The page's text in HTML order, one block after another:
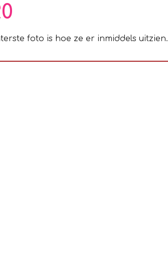
foto is hoe ze er inmiddels uitzien.